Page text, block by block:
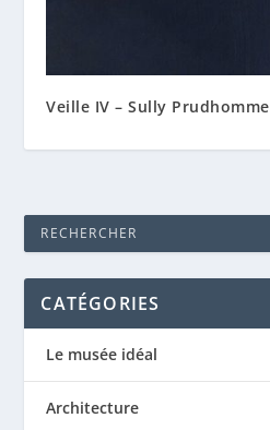
Veille IV – Sully Prudhomme
CATÉGORIES
Le musée idéal
Architecture